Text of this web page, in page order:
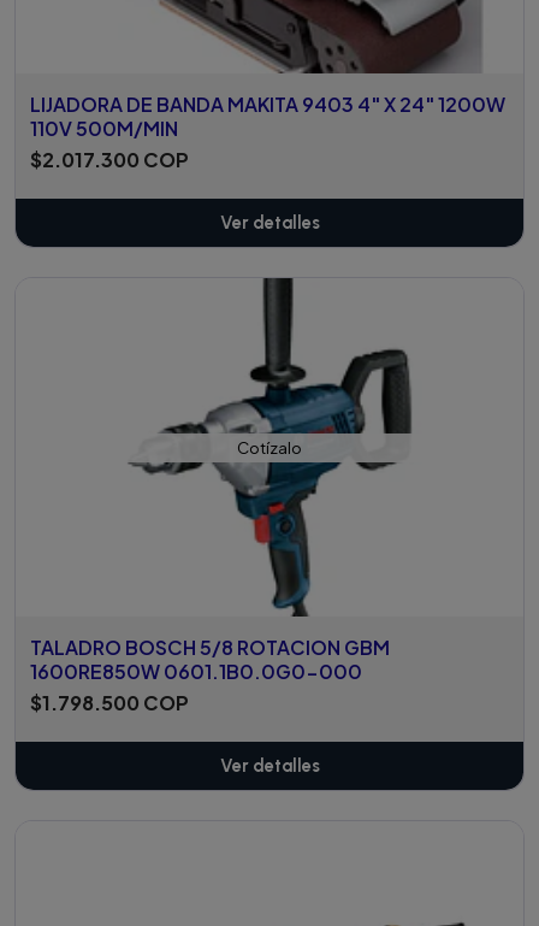
LIJADORA DE BANDA MAKITA 9403 4" X 24" 1200W
110V 500M/MIN
$2.017.300 COP
Ver detalles
Cotízalo
TALADRO BOSCH 5/8 ROTACION GBM
1600RE850W 0601.1B0.0G0-000
$1.798.500 COP
Ver detalles